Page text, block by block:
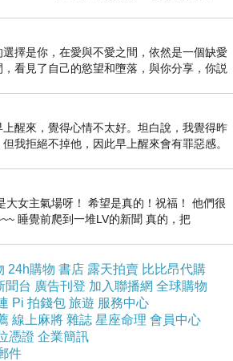
證書製作|買學歷|買證書|買學
|買TOEIC|買多益證書|畢業證
證照、TOEIC，歡迎來信洽詢
證書製作|買學歷|買證書|買學
|買TOEIC|買多益證書|畢業證
證照、TOEIC，歡迎來信洽詢
證書製作|買學歷|買證書|買學
|買TOEIC|買多益證書|畢業證
證照、TOEIC，歡迎來信洽詢
證書製作|買學歷|買證書|買學
|買TOEIC|買多益證書|畢業證
擇是你，在愛與不愛之間，依然是一個缺愛
看見了自己的慾望和墮落，與你分享，你説
醒來，覺得心情不太好。坦白說，我覺得昨
我拒絕不掉他，因此早上醒來會有罪惡感。
大女主氣場呀！ 希望是真的！祝福！ 他們很
睡覺前爬到一堆LV的新聞 真的，把
24h購物 書店 露天拍賣 比比昂代購
聞台 廣告刊登 加入聯播網 全球購物
Pi 拍錢包 旅遊 服務中心
線上麻將 雜誌 星座命理 會員中心
憑證 企業簡訊
件